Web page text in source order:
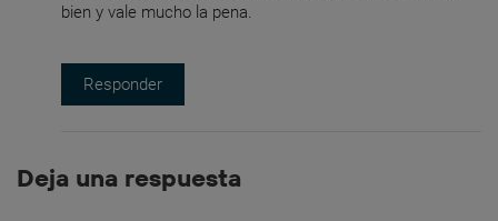
bien y vale mucho la pena.
Responder
Deja una respuesta